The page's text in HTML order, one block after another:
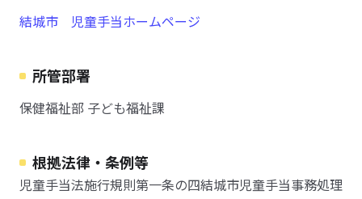
結城市 児童手当ホームページ
所管部署
保健福祉部 子ども福祉課
根拠法律・条例等
児童手当法施行規則第一条の四結城市児童手当事務処理